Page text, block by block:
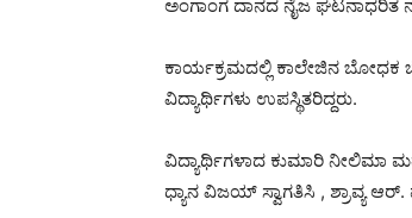
ಅಂಗಾಂಗ ದಾನದ ನೈಜ ಘಟನಾಧರಿತ
ಕಾರ್ಯಕ್ರಮದಲ್ಲಿ ಕಾಲೇಜಿನ ಬೋಧಕ
ವಿದ್ಯಾರ್ಥಿಗಳು ಉಪಸ್ಥಿತರಿದ್ದರು.
ವಿದ್ಯಾರ್ಥಿಗಳಾದ ಕುಮಾರಿ ನೀಲಿಮಾ
ಧ್ಯಾನ ವಿಜಯ್ ಸ್ವಾಗತಿಸಿ , ಶ್ರಾವ್ಯ